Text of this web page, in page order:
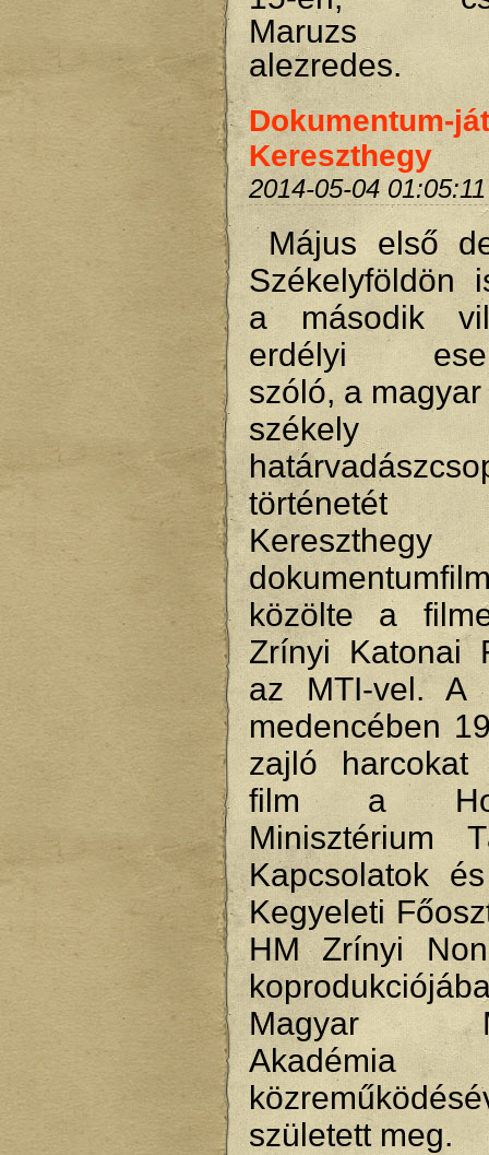
Maruzs
alezredes.
Dokumentum-
Kereszthegy
2014-05-04 01:05:11
Május első
Székelyföldön
a második
erdélyi
szóló, a
székely
történetét
közölte a
Zrínyi Katonai
az MTI-vel. A
medencében
zajló harcokat
film a
Minisztérium
Kapcsolatok
Kegyeleti
HM Zrínyi
Magyar
Akadémia
született meg.